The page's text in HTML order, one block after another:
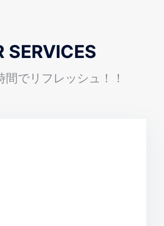
SERVICES
でリフレッシュ！！